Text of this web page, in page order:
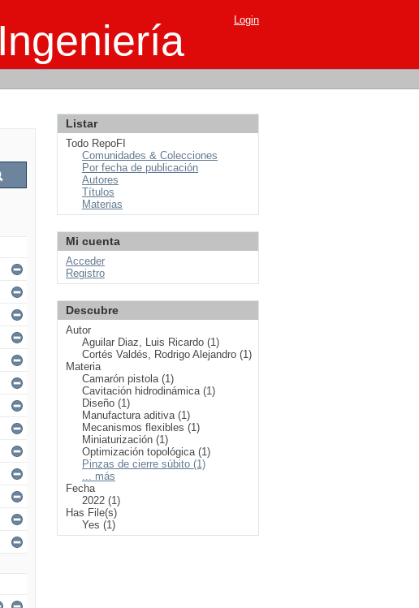
Login
Listar
Todo RepoFI
Comunidades & Colecciones
Por fecha de publicación
Autores
Títulos
Materias
Mi cuenta
Acceder
Registro
Descubre
Autor
Aguilar Diaz, Luis Ricardo (1)
Cortés Valdés, Rodrigo Alejandro (1)
Materia
Camarón pistola (1)
Cavitación hidrodinámica (1)
Diseño (1)
Manufactura aditiva (1)
Mecanismos flexibles (1)
Miniaturización (1)
Optimización topológica (1)
Pinzas de cierre súbito (1)
... más
Fecha
2022 (1)
Has File(s)
Yes (1)